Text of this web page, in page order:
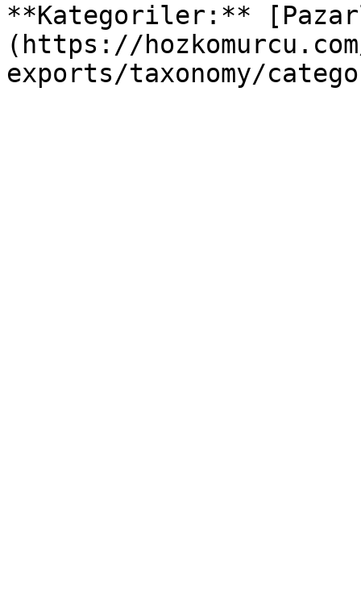
**Kategoriler:**
(https://
exports/taxonomy/